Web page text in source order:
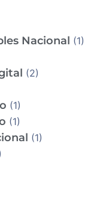
Nacional (1)
(2)
(1)
(1)
(1)